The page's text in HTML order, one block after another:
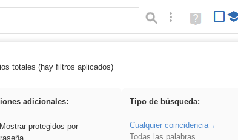
Búsqueda avanzada
Ayuda
(en
de: realista
totales (hay filtros aplicados)
adicionales:
Mostrar protegidos por
Tipo de búsqueda:
Cualquier coincidencia
Todas las palabras